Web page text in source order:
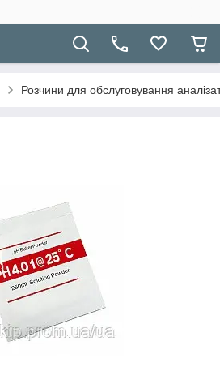
Розчини для обслуговування